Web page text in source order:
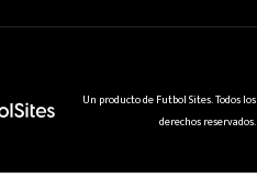
Un producto de Futbol Sites. Todos los
derechos reservados.